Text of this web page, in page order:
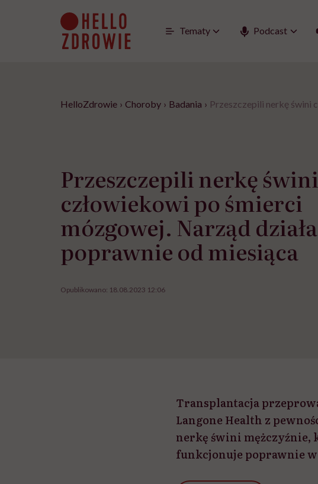
Tematy Podcast
HelloZdrowie › Choroby › Badania › Przeszczepili nerkę świni
Przeszczepili nerkę świni
człowiekowi po śmierci
mózgowej. Narząd działa
poprawnie od miesiąca
Opublikowano: 18.08.2023 12:06
Transplantacja
Langone Health z
nerkę świni mężczyźnie,
funkcjonuje poprawnie